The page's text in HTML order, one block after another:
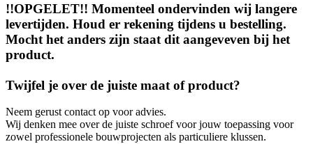
!!OPGELET!! Momenteel ondervinden wij langere
levertijden. Houd er rekening tijdens u bestelling.
Mocht het anders zijn staat dit aangeveven bij het
product.
Twijfel je over de juiste maat of product?
Neem gerust contact op voor advies.
Wij denken mee over de juiste schroef voor jouw toepassing voor
zowel professionele bouwprojecten als particuliere klussen.